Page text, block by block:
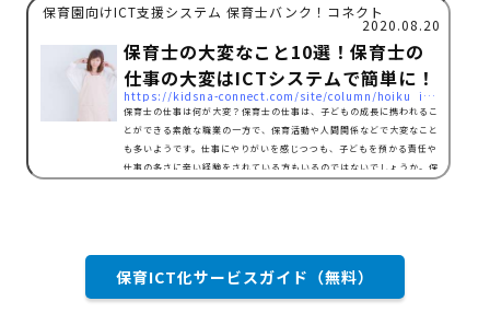
保育園向けICT支援システム 保育士バンク！コネクト
2020.08.20
保育士の大変なこと10選！保育士の
仕事の大変はICTシステムで簡単に！
https://kidsna-connect.com/site/column/hoiku_ict/3637
保育士の仕事は何が大変？保育士の仕事は、子どもの成長に携われるこ
とができる素敵な職業の一方で、保育活動や人間関係などで大変なこと
も多いようです。仕事にやりがいを感じつつも、子どもを預かる責任や
仕事の多さに辛い経験をされている方もいるのではないでしょうか。保
保育ICT化サービスガイド（無料）